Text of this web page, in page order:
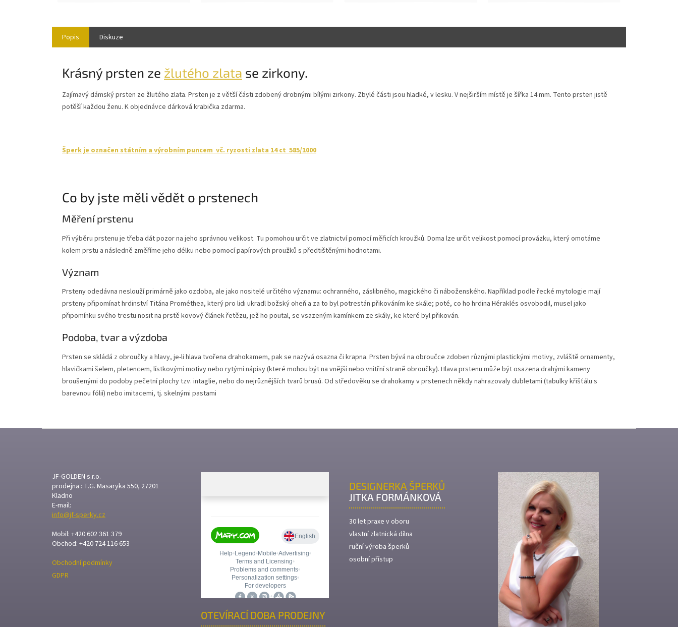
Popis Diskuze
Krásný prsten ze žlutého zlata se zirkony.
Zajímavý dámský prsten ze žlutého zlata. Prsten je z větší části zdobený drobnými bílými zirkony. Zbylé části jsou hladké, v lesku. V nejširším místě je šířka 14 mm. Tento prsten jistě
potěší každou ženu. K objednávce dárková krabička zdarma.
Šperk je označen státním a výrobním puncem vč. ryzosti zlata 14 ct 585/1000
Co by jste měli vědět o prstenech
Měření prstenu
Při výběru prstenu je třeba dát pozor na jeho správnou velikost. Tu pomohou určit ve zlatnictví pomocí měřicích kroužků. Doma lze určit velikost pomocí provázku, který omotáme
kolem prstu a následně změříme jeho délku nebo pomocí papírových proužků s předtištěnými hodnotami.
Význam
Prsteny odedávna neslouží primárně jako ozdoba, ale jako nositelé určitého významu: ochranného, záslibného, magického či náboženského. Například podle řecké mytologie mají
prsteny připomínat hrdinství Titána Prométhea, který pro lidi ukradl božský oheň a za to byl potrestán přikováním ke skále; poté, co ho hrdina Héraklés osvobodil, musel jako
připomínku svého trestu nosit na prstě kovový článek řetězu, jež ho poutal, se vsazeným kamínkem ze skály, ke které byl přikován.
Podoba, tvar a výzdoba
Prsten se skládá z obroučky a hlavy, je-li hlava tvořena drahokamem, pak se nazývá osazna či krapna. Prsten bývá na obroučce zdoben různými plastickými motivy, zvláště ornamenty,
hlavičkami šelem, pletencem, lístkovými motivy nebo rytými nápisy (které mohou být na vnější nebo vnitřní straně obroučky). Hlava prstenu může být osazena drahými kameny
broušenými do podoby pečetní plochy tzv. intaglie, nebo do nejrůznějších tvarů brusů. Od středověku se drahokamy v prstenech někdy nahrazovaly dubletami (tabulky křišťálu s
barevnou fólií) nebo imitacemi, tj. skelnými pastami
JF-GOLDEN s.r.o.
prodejna : T.G. Masaryka 550, 27201
Kladno
E-mail:
info@jf-sperky.cz
Mobil: +420 602 361 379
Obchod: +420 724 116 653
Obchodní podmínky
GDPR
OTEVÍRACÍ DOBA PRODEJNY
DESIGNERKA ŠPERKŮ
JITKA FORMÁNKOVÁ
30 let praxe v oboru
vlastní zlatnická dílna
ruční výroba šperků
osobní přístup